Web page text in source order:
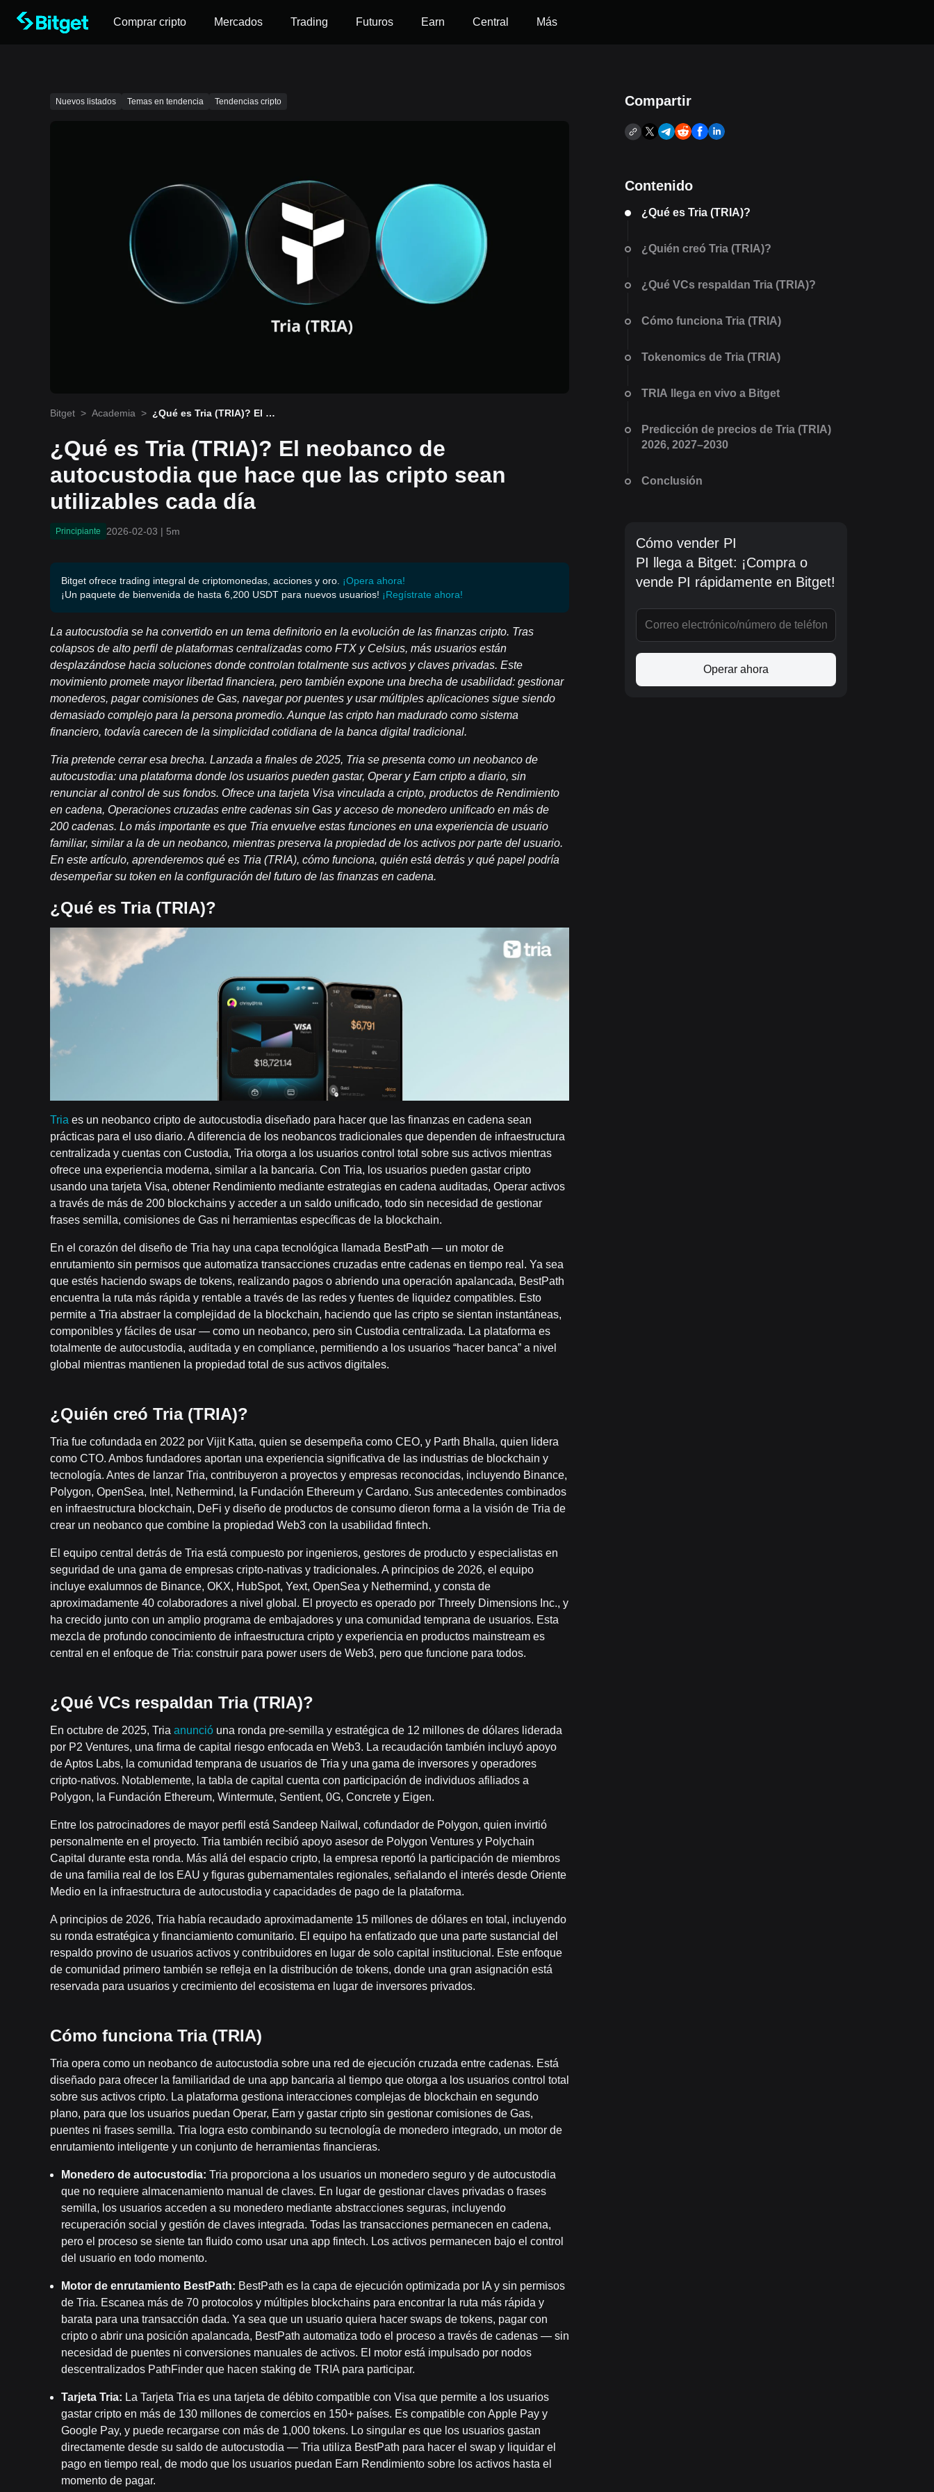
Comprar cripto Mercados Trading Futuros Earn Central Más
Nuevos listados Temas en tendencia Tendencias cripto
Bitget > Academia > ¿Qué es Tria (TRIA)? El ne
ean utilizables cada día
¿Qué es Tria (TRIA)? El neobanco de
autocustodia que hace que las cripto sean
utilizables cada día
Principiante 2026-02-03 | 5m
Bitget ofrece trading integral de criptomonedas, acciones y oro. ¡Opera ahora!
¡Un paquete de bienvenida de hasta 6,200 USDT para nuevos usuarios! ¡Regístrate ahora!
La autocustodia se ha convertido en un tema definitorio en la evolución de las finanzas cripto. Tras
colapsos de alto perfil de plataformas centralizadas como FTX y Celsius, más usuarios están
desplazándose hacia soluciones donde controlan totalmente sus activos y claves privadas. Este
movimiento promete mayor libertad financiera, pero también expone una brecha de usabilidad: gestionar
monederos, pagar comisiones de Gas, navegar por puentes y usar múltiples aplicaciones sigue siendo
demasiado complejo para la persona promedio. Aunque las cripto han madurado como sistema
financiero, todavía carecen de la simplicidad cotidiana de la banca digital tradicional.
Tria pretende cerrar esa brecha. Lanzada a finales de 2025, Tria se presenta como un neobanco de
autocustodia: una plataforma donde los usuarios pueden gastar, Operar y Earn cripto a diario, sin
renunciar al control de sus fondos. Ofrece una tarjeta Visa vinculada a cripto, productos de Rendimiento
en cadena, Operaciones cruzadas entre cadenas sin Gas y acceso de monedero unificado en más de
200 cadenas. Lo más importante es que Tria envuelve estas funciones en una experiencia de usuario
familiar, similar a la de un neobanco, mientras preserva la propiedad de los activos por parte del usuario.
En este artículo, aprenderemos qué es Tria (TRIA), cómo funciona, quién está detrás y qué papel podría
desempeñar su token en la configuración del futuro de las finanzas en cadena.
¿Qué es Tria (TRIA)?
Tria es un neobanco cripto de autocustodia diseñado para hacer que las finanzas en cadena sean
prácticas para el uso diario. A diferencia de los neobancos tradicionales que dependen de infraestructura
centralizada y cuentas con Custodia, Tria otorga a los usuarios control total sobre sus activos mientras
ofrece una experiencia moderna, similar a la bancaria. Con Tria, los usuarios pueden gastar cripto
usando una tarjeta Visa, obtener Rendimiento mediante estrategias en cadena auditadas, Operar activos
a través de más de 200 blockchains y acceder a un saldo unificado, todo sin necesidad de gestionar
frases semilla, comisiones de Gas ni herramientas específicas de la blockchain.
En el corazón del diseño de Tria hay una capa tecnológica llamada BestPath — un motor de
enrutamiento sin permisos que automatiza transacciones cruzadas entre cadenas en tiempo real. Ya sea
que estés haciendo swaps de tokens, realizando pagos o abriendo una operación apalancada, BestPath
encuentra la ruta más rápida y rentable a través de las redes y fuentes de liquidez compatibles. Esto
permite a Tria abstraer la complejidad de la blockchain, haciendo que las cripto se sientan instantáneas,
componibles y fáciles de usar — como un neobanco, pero sin Custodia centralizada. La plataforma es
totalmente de autocustodia, auditada y en compliance, permitiendo a los usuarios “hacer banca” a nivel
global mientras mantienen la propiedad total de sus activos digitales.
¿Quién creó Tria (TRIA)?
Tria fue cofundada en 2022 por Vijit Katta, quien se desempeña como CEO, y Parth Bhalla, quien lidera
como CTO. Ambos fundadores aportan una experiencia significativa de las industrias de blockchain y
tecnología. Antes de lanzar Tria, contribuyeron a proyectos y empresas reconocidas, incluyendo Binance,
Polygon, OpenSea, Intel, Nethermind, la Fundación Ethereum y Cardano. Sus antecedentes combinados
en infraestructura blockchain, DeFi y diseño de productos de consumo dieron forma a la visión de Tria de
crear un neobanco que combine la propiedad Web3 con la usabilidad fintech.
El equipo central detrás de Tria está compuesto por ingenieros, gestores de producto y especialistas en
seguridad de una gama de empresas cripto-nativas y tradicionales. A principios de 2026, el equipo
incluye exalumnos de Binance, OKX, HubSpot, Yext, OpenSea y Nethermind, y consta de
aproximadamente 40 colaboradores a nivel global. El proyecto es operado por Threely Dimensions Inc., y
ha crecido junto con un amplio programa de embajadores y una comunidad temprana de usuarios. Esta
mezcla de profundo conocimiento de infraestructura cripto y experiencia en productos mainstream es
central en el enfoque de Tria: construir para power users de Web3, pero que funcione para todos.
¿Qué VCs respaldan Tria (TRIA)?
En octubre de 2025, Tria anunció una ronda pre-semilla y estratégica de 12 millones de dólares liderada
por P2 Ventures, una firma de capital riesgo enfocada en Web3. La recaudación también incluyó apoyo
de Aptos Labs, la comunidad temprana de usuarios de Tria y una gama de inversores y operadores
cripto-nativos. Notablemente, la tabla de capital cuenta con participación de individuos afiliados a
Polygon, la Fundación Ethereum, Wintermute, Sentient, 0G, Concrete y Eigen.
Entre los patrocinadores de mayor perfil está Sandeep Nailwal, cofundador de Polygon, quien invirtió
personalmente en el proyecto. Tria también recibió apoyo asesor de Polygon Ventures y Polychain
Capital durante esta ronda. Más allá del espacio cripto, la empresa reportó la participación de miembros
de una familia real de los EAU y figuras gubernamentales regionales, señalando el interés desde Oriente
Medio en la infraestructura de autocustodia y capacidades de pago de la plataforma.
A principios de 2026, Tria había recaudado aproximadamente 15 millones de dólares en total, incluyendo
su ronda estratégica y financiamiento comunitario. El equipo ha enfatizado que una parte sustancial del
respaldo provino de usuarios activos y contribuidores en lugar de solo capital institucional. Este enfoque
de comunidad primero también se refleja en la distribución de tokens, donde una gran asignación está
reservada para usuarios y crecimiento del ecosistema en lugar de inversores privados.
Cómo funciona Tria (TRIA)
Tria opera como un neobanco de autocustodia sobre una red de ejecución cruzada entre cadenas. Está
diseñado para ofrecer la familiaridad de una app bancaria al tiempo que otorga a los usuarios control total
sobre sus activos cripto. La plataforma gestiona interacciones complejas de blockchain en segundo
plano, para que los usuarios puedan Operar, Earn y gastar cripto sin gestionar comisiones de Gas,
puentes ni frases semilla. Tria logra esto combinando su tecnología de monedero integrado, un motor de
enrutamiento inteligente y un conjunto de herramientas financieras.
Monedero de autocustodia: Tria proporciona a los usuarios un monedero seguro y de autocustodia
que no requiere almacenamiento manual de claves. En lugar de gestionar claves privadas o frases
semilla, los usuarios acceden a su monedero mediante abstracciones seguras, incluyendo
recuperación social y gestión de claves integrada. Todas las transacciones permanecen en cadena,
pero el proceso se siente tan fluido como usar una app fintech. Los activos permanecen bajo el control
del usuario en todo momento.
Motor de enrutamiento BestPath: BestPath es la capa de ejecución optimizada por IA y sin permisos
de Tria. Escanea más de 70 protocolos y múltiples blockchains para encontrar la ruta más rápida y
barata para una transacción dada. Ya sea que un usuario quiera hacer swaps de tokens, pagar con
cripto o abrir una posición apalancada, BestPath automatiza todo el proceso a través de cadenas — sin
necesidad de puentes ni conversiones manuales de activos. El motor está impulsado por nodos
descentralizados PathFinder que hacen staking de TRIA para participar.
Tarjeta Tria: La Tarjeta Tria es una tarjeta de débito compatible con Visa que permite a los usuarios
gastar cripto en más de 130 millones de comercios en 150+ países. Es compatible con Apple Pay y
Google Pay, y puede recargarse con más de 1,000 tokens. Lo singular es que los usuarios gastan
directamente desde su saldo de autocustodia — Tria utiliza BestPath para hacer el swap y liquidar el
pago en tiempo real, de modo que los usuarios puedan Earn Rendimiento sobre los activos hasta el
momento de pagar.
Compartir
Contenido
¿Qué es Tria (TRIA)?
¿Quién creó Tria (TRIA)?
¿Qué VCs respaldan Tria (TRIA)?
Cómo funciona Tria (TRIA)
Tokenomics de Tria (TRIA)
TRIA llega en vivo a Bitget
Predicción de precios de Tria (TRIA)
2026, 2027–2030
Conclusión
Cómo vender PI
PI llega a Bitget: ¡Compra o
vende PI rápidamente en Bitget!
Operar ahora